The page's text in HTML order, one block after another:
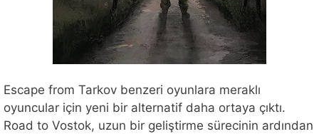
Escape from Tarkov benzeri oyunlara meraklı
oyuncular için yeni bir alternatif daha ortaya çıktı.
Road to Vostok, uzun bir geliştirme sürecinin ardından